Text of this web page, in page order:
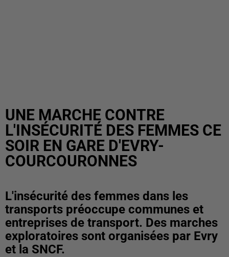
UNE MARCHE CONTRE
L'INSÉCURITÉ DES FEMMES CE
SOIR EN GARE D'EVRY-
COURCOURONNES
L'insécurité des femmes dans les
transports préoccupe communes et
entreprises de transport. Des marches
exploratoires sont organisées par Evry
et la SNCF.